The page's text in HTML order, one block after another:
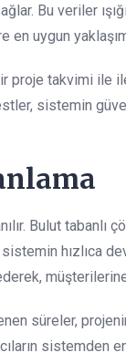
Bu veriler
uygun
proje takvimi ile
sistemin
Bulut tabanlı
hızlıca
süreler,
sistemden